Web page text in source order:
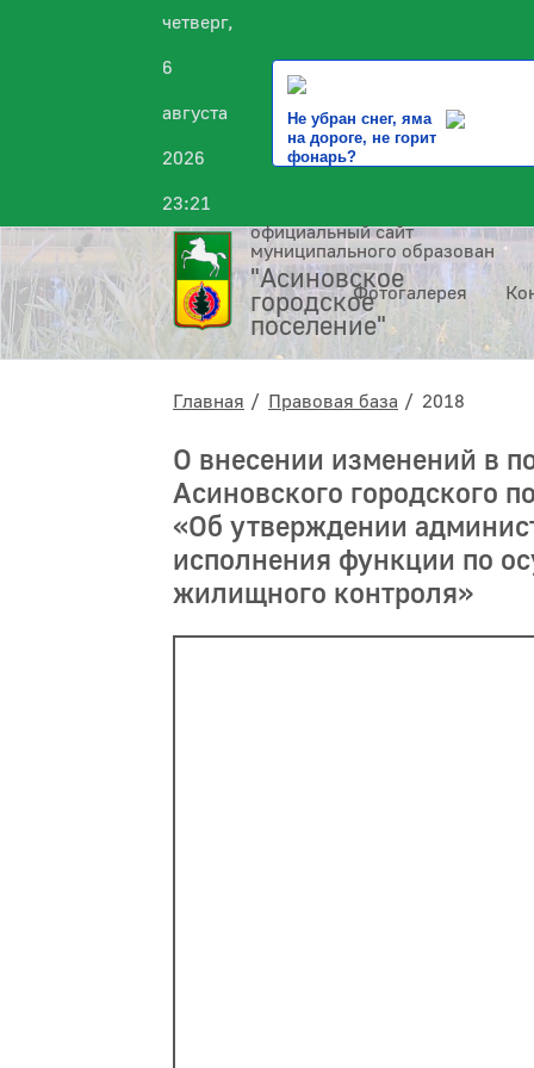
четверг,
6
августа
2026
23:21
Не убран снег, яма
на дороге, не горит
фонарь?
официальный сайт
муниципального образования
"Асиновское
городское
поселение"
Фотогалерея
Главная Правовая база 2018
О внесении изменений в
Асиновского городского
«Об утверждении
исполнения функции по
жилищного контроля»